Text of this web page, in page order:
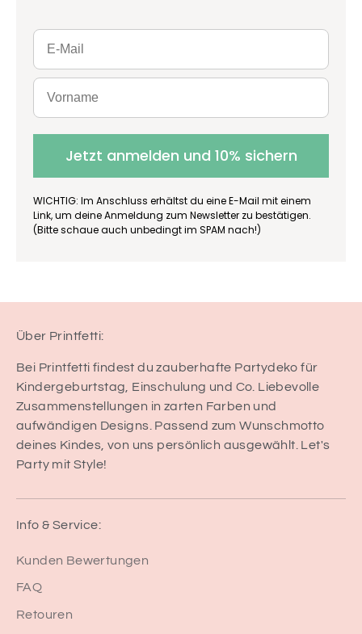
Jetzt anmelden und 10% sichern
WICHTIG: Im Anschluss erhältst du eine E-Mail mit einem
Link, um deine Anmeldung zum Newsletter zu bestätigen.
(Bitte schaue auch unbedingt im SPAM nach!)
Über Printfetti:
Bei Printfetti findest du zauberhafte Partydeko für
Kindergeburtstag, Einschulung und Co. Liebevolle
Zusammenstellungen in zarten Farben und
aufwändigen Designs. Passend zum Wunschmotto
deines Kindes, von uns persönlich ausgewählt. Let's
Party mit Style!
Info & Service:
Kunden Bewertungen
FAQ
Retouren